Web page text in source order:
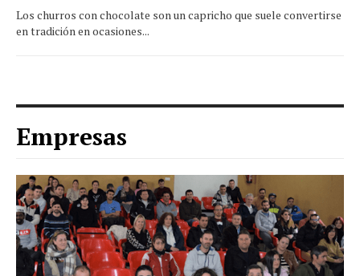
Los churros con chocolate son un capricho que suele convertirse
en tradición en ocasiones...
Empresas